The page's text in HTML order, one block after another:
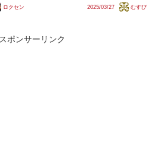
ロクセン
する編成だけではなく、既存の編
と、東海道新幹線において座...
2025/03/27 むすび
スポンサーリンク